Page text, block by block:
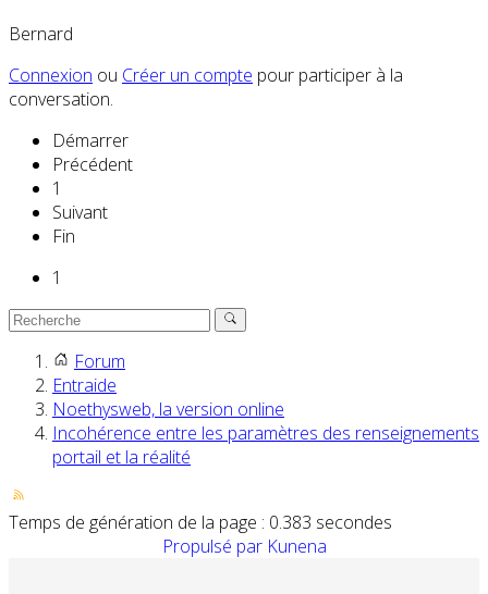
Bernard
Connexion ou Créer un compte pour participer à la
conversation.
Démarrer
Précédent
1
Suivant
Fin
1
Forum
Entraide
Noethysweb, la version online
Incohérence entre les paramètres des renseignements
portail et la réalité
Temps de génération de la page : 0.383 secondes
Propulsé par Kunena